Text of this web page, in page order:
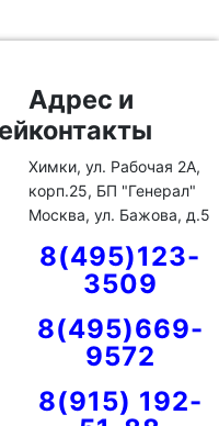
Адрес и
контакты
Химки, ул. Рабочая 2А,
корп.25, БП "Генерал"
Москва, ул. Бажова, д.5
8(495)123-
3509
8(495)669-
9572
8(915) 192-